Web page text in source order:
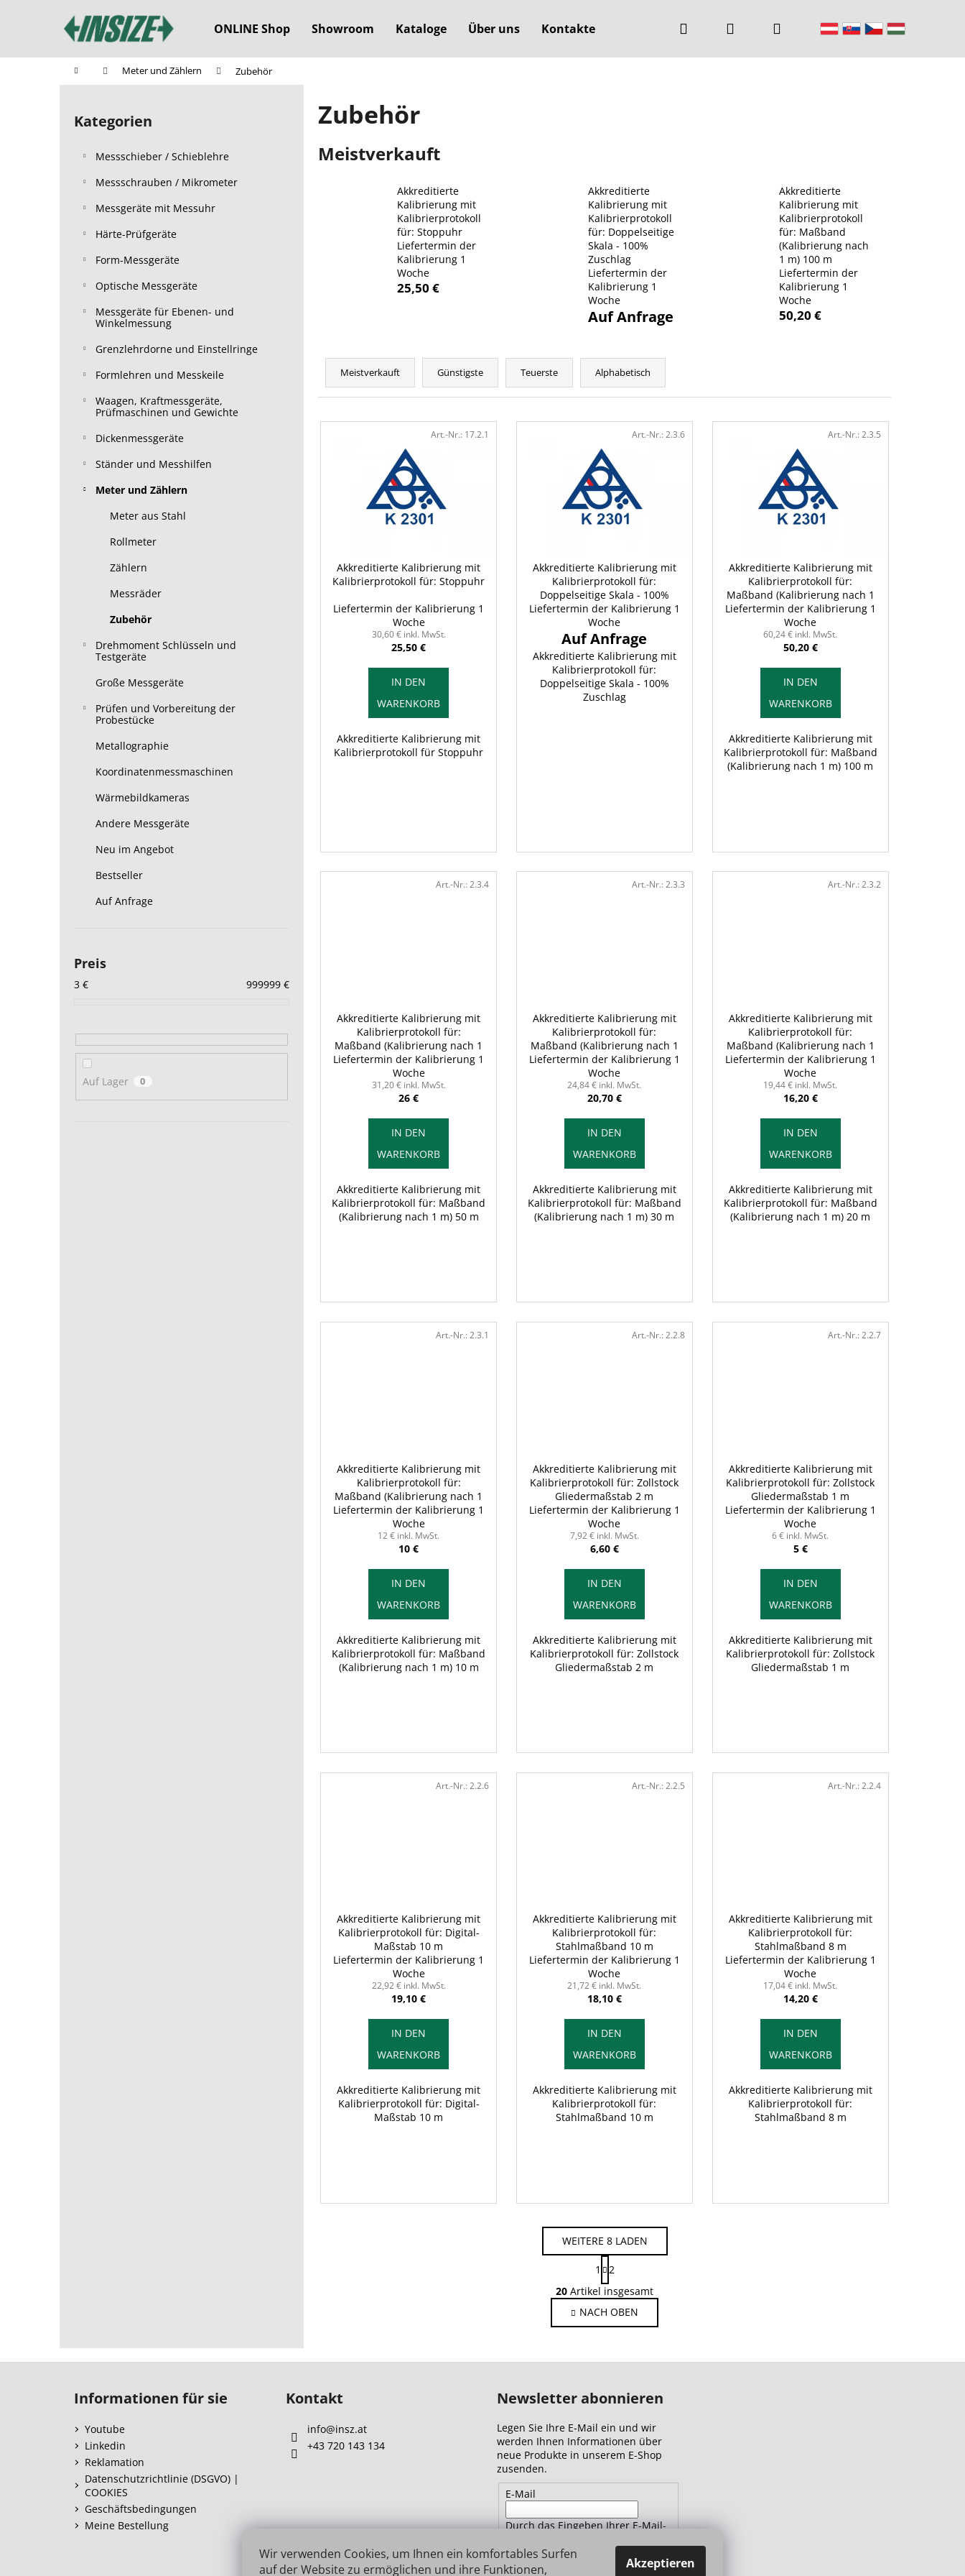
Wir verwenden Cookies, um Ihnen ein komfortables Surfen
auf der Website zu ermöglichen und ihre Funktionen,
Akzeptieren
ONLINE Shop Showroom Kataloge Über uns Kontakte Suchen Warenkorb
StartseiteMeter und Zählern Zubehör
S
Kategorien
überspringen
Kategorien
Messschieber / Schieblehre
Messschrauben / Mikrometer
Messgeräte mit Messuhr
Härte-Prüfgeräte
Form-Messgeräte
Optische Messgeräte
Messgeräte für Ebenen- und
Winkelmessung
Grenzlehrdorne und Einstellringe
Formlehren und Messkeile
Waagen, Kraftmessgeräte,
Prüfmaschinen und Gewichte
Dickenmessgeräte
Ständer und Messhilfen
Meter und Zählern
Meter aus Stahl
Rollmeter
Zählern
Messräder
Zubehör
Drehmoment Schlüsseln und
Testgeräte
Große Messgeräte
Prüfen und Vorbereitung der
Probestücke
Metallographie
Koordinatenmessmaschinen
Wärmebildkameras
Andere Messgeräte
Neu im Angebot
Bestseller
Auf Anfrage
Preis
3 € 999999 €
Auf Lager 0
Zubehör
Meistverkauft
Akkreditierte
Kalibrierung mit
Kalibrierprotokoll
für: Stoppuhr
Liefertermin der
Kalibrierung 1
Woche
25,50 €
Akkreditierte
Kalibrierung mit
Kalibrierprotokoll
für: Doppelseitige
Skala - 100%
Zuschlag
Liefertermin der
Kalibrierung 1
Woche
Akkreditierte
Kalibrierung mit
Kalibrierprotokoll
für: Maßband
(Kalibrierung nach
1 m) 100 m
Liefertermin der
Kalibrierung 1
Woche
50,20 €
P
o
Meistverkauft Günstigste Teuerste Alphabetisch
L
Akkreditierte Kalibrierung mit
Kalibrierprotokoll für: Stoppuhr
Liefertermin der Kalibrierung 1
Woche
30,60 € inkl. MwSt.
25,50 €
IN DEN
WARENKORB
Akkreditierte Kalibrierung mit
Kalibrierprotokoll für Stoppuhr
Art.-Nr.: 17.2.1
Akkreditierte Kalibrierung mit
Kalibrierprotokoll für:
Doppelseitige Skala - 100%
Zuschlag
Liefertermin der Kalibrierung 1
Woche
Akkreditierte Kalibrierung mit
Kalibrierprotokoll für:
Doppelseitige Skala - 100%
Zuschlag
Art.-Nr.: 2.3.6
Akkreditierte Kalibrierung mit
Kalibrierprotokoll für:
Maßband (Kalibrierung nach 1
m) 100 m
Liefertermin der Kalibrierung 1
Woche
60,24 € inkl. MwSt.
50,20 €
IN DEN
WARENKORB
Akkreditierte Kalibrierung mit
Kalibrierprotokoll für: Maßband
(Kalibrierung nach 1 m) 100 m
Art.-Nr.: 2.3.5
Akkreditierte Kalibrierung mit
Kalibrierprotokoll für:
Maßband (Kalibrierung nach 1
m) 50 m
Liefertermin der Kalibrierung 1
Woche
31,20 € inkl. MwSt.
26 €
IN DEN
WARENKORB
Akkreditierte Kalibrierung mit
Kalibrierprotokoll für: Maßband
(Kalibrierung nach 1 m) 50 m
Art.-Nr.:2.3.4
Akkreditierte Kalibrierung mit
Kalibrierprotokoll für:
Maßband (Kalibrierung nach 1
m) 30 m
Liefertermin der Kalibrierung 1
Woche
24,84 € inkl. MwSt.
20,70 €
IN DEN
WARENKORB
Akkreditierte Kalibrierung mit
Kalibrierprotokoll für: Maßband
(Kalibrierung nach 1 m) 30 m
Art.-Nr.: 2.3.3
Akkreditierte Kalibrierung mit
Kalibrierprotokoll für:
Maßband (Kalibrierung nach 1
m) 20 m
Liefertermin der Kalibrierung 1
Woche
19,44 € inkl. MwSt.
16,20 €
IN DEN
WARENKORB
Akkreditierte Kalibrierung mit
Kalibrierprotokoll für: Maßband
(Kalibrierung nach 1 m) 20 m
Art.-Nr.: 2.3.2
Akkreditierte Kalibrierung mit
Kalibrierprotokoll für:
Maßband (Kalibrierung nach 1
m) 10 m
Liefertermin der Kalibrierung 1
Woche
12 € inkl. MwSt.
10 €
IN DEN
WARENKORB
Akkreditierte Kalibrierung mit
Kalibrierprotokoll für: Maßband
(Kalibrierung nach 1 m) 10 m
Art.-Nr.:2.3.1
Akkreditierte Kalibrierung mit
Kalibrierprotokoll für: Zollstock
Gliedermaßstab 2 m
Liefertermin der Kalibrierung 1
Woche
7,92 € inkl. MwSt.
6,60 €
IN DEN
WARENKORB
Akkreditierte Kalibrierung mit
Kalibrierprotokoll für: Zollstock
Gliedermaßstab 2 m
Art.-Nr.: 2.2.8
Akkreditierte Kalibrierung mit
Kalibrierprotokoll für: Zollstock
Gliedermaßstab 1 m
Liefertermin der Kalibrierung 1
Woche
6 € inkl. MwSt.
5 €
IN DEN
WARENKORB
Akkreditierte Kalibrierung mit
Kalibrierprotokoll für: Zollstock
Gliedermaßstab 1 m
Art.-Nr.: 2.2.7
Akkreditierte Kalibrierung mit
Kalibrierprotokoll für: Digital-
Maßstab 10 m
Liefertermin der Kalibrierung 1
Woche
22,92 € inkl. MwSt.
19,10 €
IN DEN
WARENKORB
Akkreditierte Kalibrierung mit
Kalibrierprotokoll für: Digital-
Maßstab 10 m
Art.-Nr.: 2.2.6
Akkreditierte Kalibrierung mit
Kalibrierprotokoll für:
Stahlmaßband 10 m
Liefertermin der Kalibrierung 1
Woche
21,72 € inkl. MwSt.
18,10 €
IN DEN
WARENKORB
Akkreditierte Kalibrierung mit
Kalibrierprotokoll für:
Stahlmaßband 10 m
Art.-Nr.: 2.2.5
Akkreditierte Kalibrierung mit
Kalibrierprotokoll für:
Stahlmaßband 8 m
Liefertermin der Kalibrierung 1
Woche
17,04 € inkl. MwSt.
14,20 €
IN DEN
WARENKORB
Akkreditierte Kalibrierung mit
Kalibrierprotokoll für:
Stahlmaßband 8 m
Art.-Nr.: 2.2.4
S
t
e
u
r
l
e
m
e
n
e
d
e
WEITERE 8 LADEN
P
a
g
i
n
i
g
1
2
20 Artikel insgesamt
NACH OBEN
e
Zurück
zum
Zurück
zum
Wir empfehlen
Informationen für sie
Youtube
Linkedin
Reklamation
Datenschutzrichtlinie (DSGVO) |
COOKIES
Geschäftsbedingungen
Meine Bestellung
Kontakt
info@insz.at
+43 720 143 134
Newsletter abonnieren
Legen Sie Ihre E-Mail ein und wir
werden Ihnen Informationen über
neue Produkte in unserem E-Shop
zusenden.
E-Mail
Durch das Eingeben Ihrer E-Mail-
Datenschutzbestimmungen zu.